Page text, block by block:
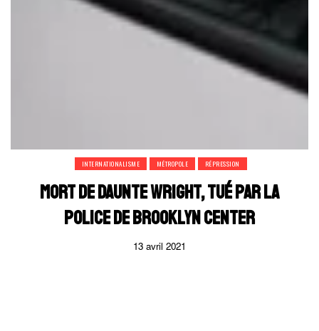
INTERNATIONALISME MÉTROPOLE RÉPRESSION
MORT DE DAUNTE WRIGHT, TUÉ PAR LA
POLICE DE BROOKLYN CENTER
13 avril 2021